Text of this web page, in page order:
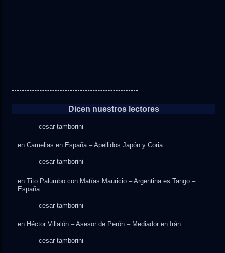
Dicen nuestros lectores
cesar tamborini
enCamelias en España – Apellidos Japón y Coria
cesar tamborini
enTito Palumbo con Matías Mauricio – Argentina es Tango –
España
cesar tamborini
en Héctor Villalón – Asesor de Perón – Mediador en Irán
cesar tamborini